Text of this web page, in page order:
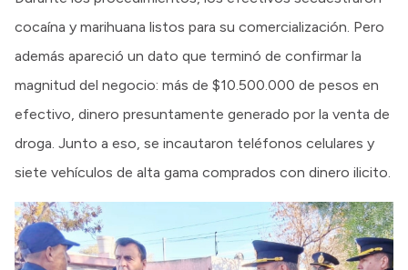
cocaína y marihuana listos para su comercialización. Pero
además apareció un dato que terminó de confirmar la
magnitud del negocio: más de $10.500.000 de pesos en
efectivo, dinero presuntamente generado por la venta de
droga. Junto a eso, se incautaron teléfonos celulares y
siete vehículos de alta gama comprados con dinero ilicito.